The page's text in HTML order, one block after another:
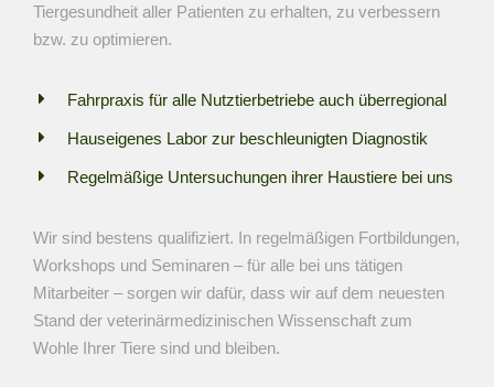
Tiergesundheit aller Patienten zu erhalten, zu verbessern
bzw. zu optimieren.
Fahrpraxis für alle Nutztierbetriebe auch überregional
Hauseigenes Labor zur beschleunigten Diagnostik
Regelmäßige Untersuchungen ihrer Haustiere bei uns
Wir sind bestens qualifiziert. In regelmäßigen Fortbildungen,
Workshops und Seminaren – für alle bei uns tätigen
Mitarbeiter – sorgen wir dafür, dass wir auf dem neuesten
Stand der veterinärmedizinischen Wissenschaft zum
Wohle Ihrer Tiere sind und bleiben.